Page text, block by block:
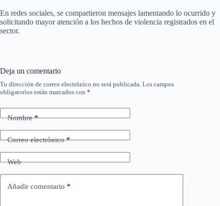
En redes sociales, se compartieron mensajes lamentando lo ocurrido y
solicitando mayor atención a los hechos de violencia registrados en el
sector.
Deja un comentario
Tu dirección de correo electrónico no será publicada. Los campos
obligatorios están marcados con *
Nombre*
Correo electrónico*
Web
Añadir comentario *